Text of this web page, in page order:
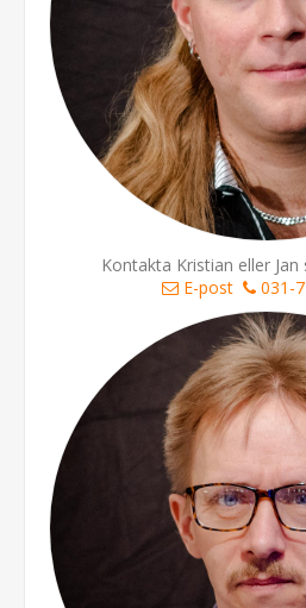
Kontakta Kristian eller Jan
E-post
031-